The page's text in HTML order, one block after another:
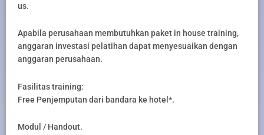
us.
Apabila perusahaan membutuhkan paket in house training,
anggaran investasi pelatihan dapat menyesuaikan dengan
anggaran perusahaan.
Fasilitas training:
Free Penjemputan dari bandara ke hotel*.
Modul / Handout.